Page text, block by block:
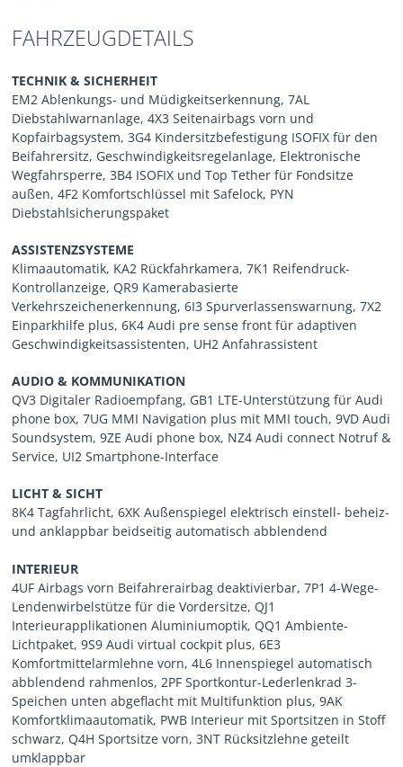
FAHRZEUGDETAILS
TECHNIK & SICHERHEIT
EM2 Ablenkungs- und Müdigkeitserkennung, 7AL
Diebstahlwarnanlage, 4X3 Seitenairbags vorn und
Kopfairbagsystem, 3G4 Kindersitzbefestigung ISOFIX für den
Beifahrersitz, Geschwindigkeitsregelanlage, Elektronische
Wegfahrsperre, 3B4 ISOFIX und Top Tether für Fondsitze
außen, 4F2 Komfortschlüssel mit Safelock, PYN
Diebstahlsicherungspaket
ASSISTENZSYSTEME
Klimaautomatik, KA2 Rückfahrkamera, 7K1 Reifendruck-
Kontrollanzeige, QR9 Kamerabasierte
Verkehrszeichenerkennung, 6I3 Spurverlassenswarnung, 7X2
Einparkhilfe plus, 6K4 Audi pre sense front für adaptiven
Geschwindigkeitsassistenten, UH2 Anfahrassistent
AUDIO & KOMMUNIKATION
QV3 Digitaler Radioempfang, GB1 LTE-Unterstützung für Audi
phone box, 7UG MMI Navigation plus mit MMI touch, 9VD Audi
Soundsystem, 9ZE Audi phone box, NZ4 Audi connect Notruf &
Service, UI2 Smartphone-Interface
LICHT & SICHT
8K4 Tagfahrlicht, 6XK Außenspiegel elektrisch einstell- beheiz-
und anklappbar beidseitig automatisch abblendend
INTERIEUR
4UF Airbags vorn Beifahrerairbag deaktivierbar, 7P1 4-Wege-
Lendenwirbelstütze für die Vordersitze, QJ1
Interieurapplikationen Aluminiumoptik, QQ1 Ambiente-
Lichtpaket, 9S9 Audi virtual cockpit plus, 6E3
Komfortmittelarmlehne vorn, 4L6 Innenspiegel automatisch
abblendend rahmenlos, 2PF Sportkontur-Lederlenkrad 3-
Speichen unten abgeflacht mit Multifunktion plus, 9AK
Komfortklimaautomatik, PWB Interieur mit Sportsitzen in Stoff
schwarz, Q4H Sportsitze vorn, 3NT Rücksitzlehne geteilt
umklappbar